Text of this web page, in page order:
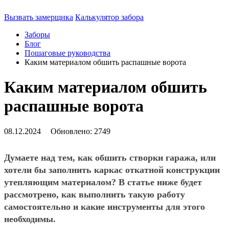
Вызвать замерщика Калькулятор забора
Заборы
Блог
Пошаговые руководства
Каким материалом обшить распашные ворота
Каким материалом обшить
распашные ворота
08.12.2024 Обновлено: 2749
Думаете над тем, как обшить створки гаража, или
хотели бы заполнить каркас откатной конструкции
утепляющим материалом? В статье ниже будет
рассмотрено, как выполнить такую работу
самостоятельно и какие инструменты для этого
необходимы.